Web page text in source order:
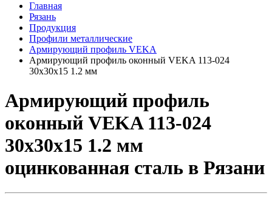
Главная
Рязань
Продукция
Профили металлические
Армирующий профиль VEKA
Армирующий профиль оконный VEKA 113-024
30х30х15 1.2 мм
Армирующий профиль
оконный VEKA 113-024
30х30х15 1.2 мм
оцинкованная сталь в Рязани